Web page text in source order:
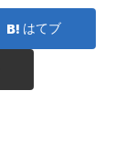
はてブ